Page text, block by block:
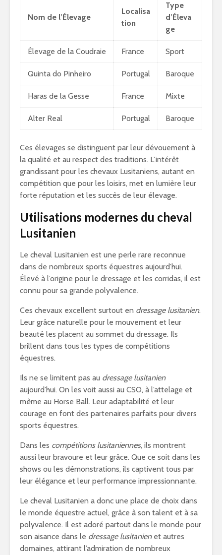
Nom de l’Élevage
Localisa
tion
Type
d’Éleva
ge
Élevage de la Coudraie France Sport
Quinta do Pinheiro Portugal Baroque
Haras de la Gesse France Mixte
Alter Real Portugal Baroque
Ces élevages se distinguent par leur dévouement à
la qualité et au respect des traditions. L’intérêt
grandissant pour les chevaux Lusitaniens, autant en
compétition que pour les loisirs, met en lumière leur
forte réputation et les succès de leur élevage.
Utilisations modernes du cheval
Lusitanien
Le cheval Lusitanien est une perle rare reconnue
dans de nombreux sports équestres aujourd’hui.
Élevé à l’origine pour le dressage et les corridas, il est
connu pour sa grande polyvalence.
Ces chevaux excellent surtout en dressage lusitanien.
Leur grâce naturelle pour le mouvement et leur
beauté les placent au sommet du dressage. Ils
brillent dans tous les types de compétitions
équestres.
Ils ne se limitent pas au dressage lusitanien
aujourd’hui. On les voit aussi au CSO, à l’attelage et
même au Horse Ball. Leur adaptabilité et leur
courage en font des partenaires parfaits pour divers
sports équestres.
Dans les compétitions lusitaniennes, ils montrent
aussi leur bravoure et leur grâce. Que ce soit dans les
shows ou les démonstrations, ils captivent tous par
leur élégance et leur performance impressionnante.
Le cheval Lusitanien a donc une place de choix dans
le monde équestre actuel, grâce à son talent et à sa
polyvalence. Il est adoré partout dans le monde pour
son aisance dans le dressage lusitanienet autres
domaines, attirant l’admiration de nombreux